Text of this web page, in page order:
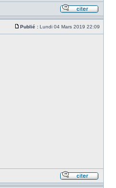
Publié : Lundi 04 Mars 2019 22:09